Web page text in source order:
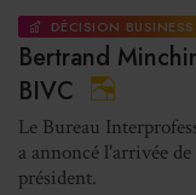
DÉCISION BUSINESS
Bertrand
BIVC
Le Bureau
a annoncé l'arrivée
président.